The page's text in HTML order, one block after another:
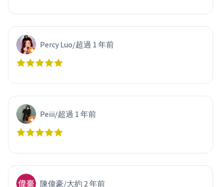
Percy Luo/超過 1 年前
Peiii/超過 1 年前
陳偉豪/大約 2 年前